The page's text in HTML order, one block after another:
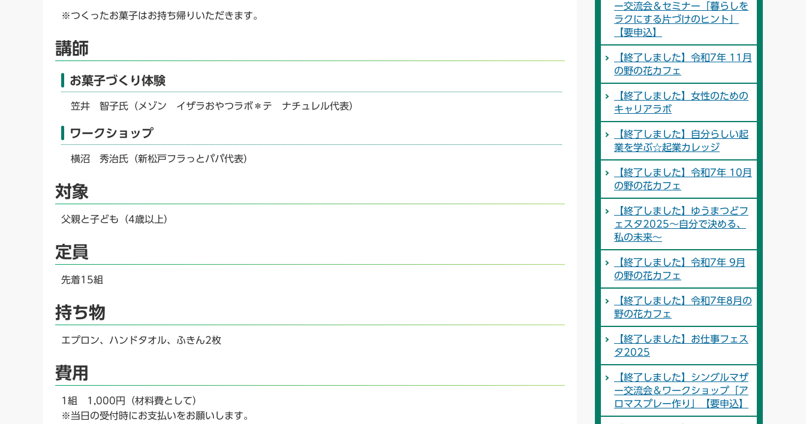
※つくったお菓子はお持ち帰りいただきます。
講師
お菓子づくり体験
笠井 智子氏（メゾン イザラおやつラボ＊テ ナチュレル代表）
ワークショップ
横沼 秀治氏（新松戸フラっとパパ代表）
対象
父親と子ども（4歳以上）
定員
先着15組
持ち物
エプロン、ハンドタオル、ふきん2枚
費用
1組 1,000円（材料費として）
※当日の受付時にお支払いをお願いします。
ー交流会＆セミナー「暮らしを
ラクにする片づけのヒント」
【要申込】
【終了しました】令和7年 11月
の野の花カフェ
【終了しました】女性のための
キャリアラボ
【終了しました】自分らしい起
業を学ぶ☆起業カレッジ
【終了しました】令和7年 10月
の野の花カフェ
【終了しました】ゆうまつどフ
ェスタ2025～自分で決める、
私の未来～
【終了しました】令和7年 9月
の野の花カフェ
【終了しました】令和7年8月の
野の花カフェ
【終了しました】お仕事フェス
タ2025
【終了しました】シングルマザ
ー交流会＆ワークショップ「ア
ロマスプレー作り」【要申込】